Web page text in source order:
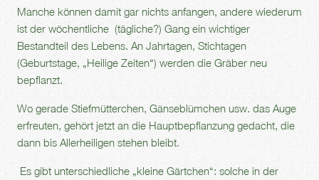
Manche können damit gar nichts anfangen, andere wiederum
ist der wöchentliche (tägliche?) Gang ein wichtiger
Bestandteil des Lebens. An Jahrtagen, Stichtagen
(Geburtstage, „Heilige Zeiten“) werden die Gräber neu
bepflanzt.
Wo gerade Stiefmütterchen, Gänseblümchen usw. das Auge
erfreuten, gehört jetzt an die Hauptbepflanzung gedacht, die
dann bis Allerheiligen stehen bleibt.
Es gibt unterschiedliche „kleine Gärtchen“: solche in der